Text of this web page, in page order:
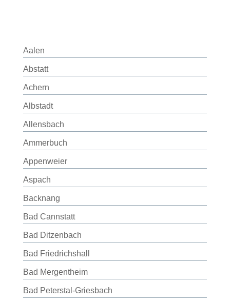
Aalen
Abstatt
Achern
Albstadt
Allensbach
Ammerbuch
Appenweier
Aspach
Backnang
Bad Cannstatt
Bad Ditzenbach
Bad Friedrichshall
Bad Mergentheim
Bad Peterstal-Griesbach